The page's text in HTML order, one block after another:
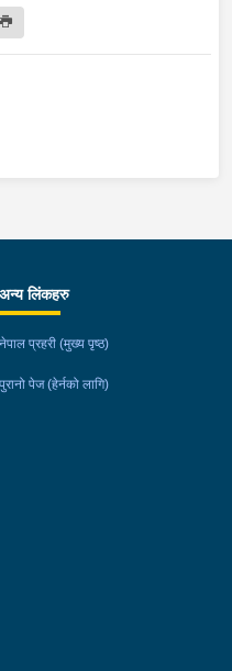
अन्य लिंकहरु
नेपाल प्रहरी (मुख्य पृष्ठ)
पुरानो पेज (हेर्नको लागि)